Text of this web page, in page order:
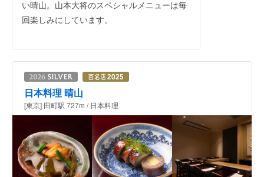
い晴山。山本大将のスペシャルメニューは毎
回楽しみにしています。
日本料理 晴山
[東京] 田町駅 727m / 日本料理